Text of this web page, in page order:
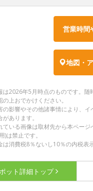
営業時間
地図・
2026年5月時点のものです。随
上おでかけください。
影響やその他諸事情により、
あります。
いる画像は取材先から本ペー
)は禁止です。
消費税8％ないし10％の内税表示
ット詳細 トップ